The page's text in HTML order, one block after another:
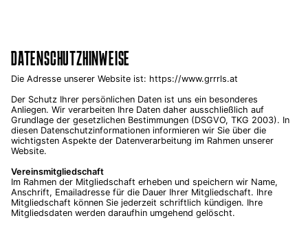
DATENSCHUTZHINWEISE
Die Adresse unserer Website ist: https://www.grrrls.at
Der Schutz Ihrer persönlichen Daten ist uns ein besonderes
Anliegen. Wir verarbeiten Ihre Daten daher ausschließlich auf
Grundlage der gesetzlichen Bestimmungen (DSGVO, TKG 2003). In
diesen Datenschutzinformationen informieren wir Sie über die
wichtigsten Aspekte der Datenverarbeitung im Rahmen unserer
Website.
Vereinsmitgliedschaft
Im Rahmen der Mitgliedschaft erheben und speichern wir Name,
Anschrift, Emailadresse für die Dauer Ihrer Mitgliedschaft. Ihre
Mitgliedschaft können Sie jederzeit schriftlich kündigen. Ihre
Mitgliedsdaten werden daraufhin umgehend gelöscht.